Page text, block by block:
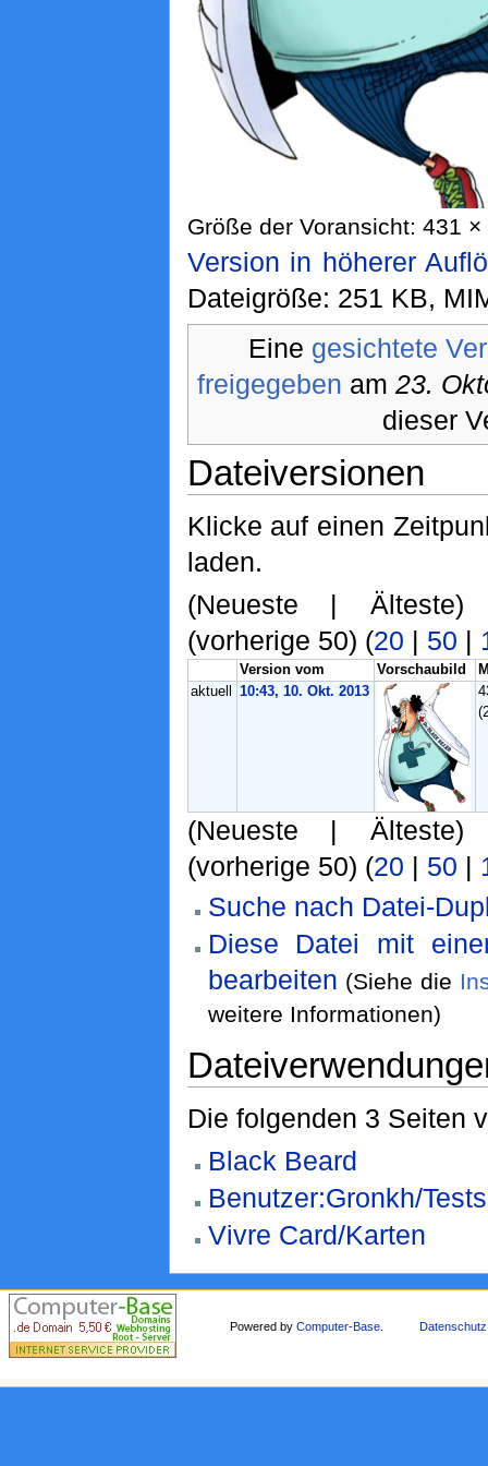
Größe der Voransicht: 431
Version in höherer
Dateigröße: 251 KB,
Eine gesichtete
freigegeben am23.
dieser
Dateiversionen
Klicke auf einen
laden.
(Neueste | Älteste)
(vorherige 50) (20 | 50 |
Version vom Vorschaubild
aktuell
10:43, 10. Okt. 2013
(Neueste | Älteste)
(vorherige 50) (20 | 50 |
Suche nach Datei-
Diese Datei mit
bearbeiten (Siehe die
weitere Informationen)
Die folgenden 3 Seiten
Black Beard
Benutzer:Gronkh/
Vivre Card/Karten
Powered byComputer-Base Datenschutz